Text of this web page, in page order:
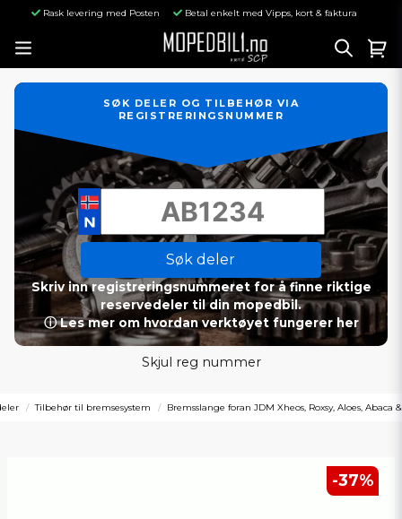
Rask levering med Posten Betal enkelt med Vipps, kort & faktura
SØK DELER OG TILBEHØR VIA
REGISTRERINGSNUMMER
Søk deler
Skriv inn registreringsnummeret for å finne riktige
reservedeler til din mopedbil.
ⓘ Les mer om hvordan verktøyet fungerer her
Skjul reg nummer
Tilbehør til bremsesystem Bremsslange foran JDM Xheos, Roxsy, Aloes, Abaca
-37%